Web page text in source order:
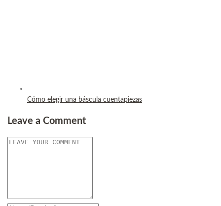
Cómo elegir una báscula cuentapiezas
Leave a Comment